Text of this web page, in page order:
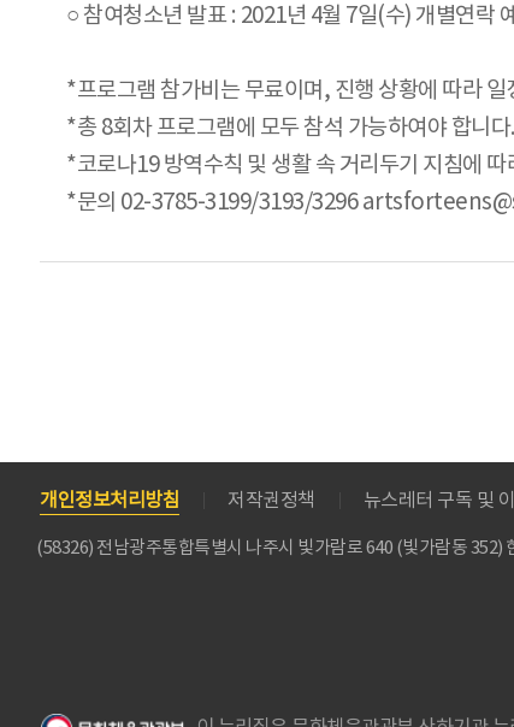
○ 참여청소년 발표 : 2021년 4월 7일(수) 개별연락
*프로그램 참가비는 무료이며, 진행 상황에 따라 일
*총 8회차 프로그램에 모두 참석 가능하여야 합니
*코로나19 방역수칙 및 생활 속 거리두기 지침에 따
*문의 02-3785-3199/3193/3296
개인정보처리방침 저작권정책 뉴스레터 구독 및
(58326) 전남광주통합특별시 나주시 빛가람로 640 (빛가람동 352)